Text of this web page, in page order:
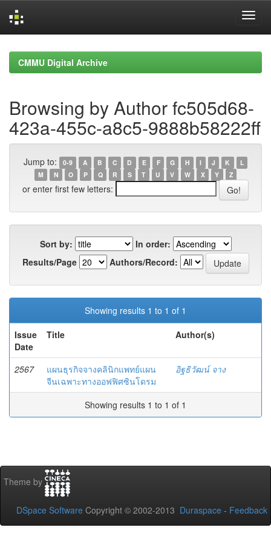
navigationCMMU Digital Archive
Browsing by Author fc505d68-
423a-455c-a8c5-9888b58222ff
Jump to: 0-9 A B C D E F G H I J K
L
M
N O P Q R S T U V W X Y Z
or enter first few letters:
Sort by:
In order:
Results/Page
Authors/Record:
Showing results 1 to 1 of 1
Issue
Date
Title Author(s)
2567
แผนธุรกิจจางคลินิกแพทย์แผน
จีนเฉพาะทางออฟฟิศซินโดรม
อิฐธิวัฒน์ จาง
Showing results 1 to 1 of 1
Theme by
DSpace Software Copyright © 2002-2013 Duraspace - Feedback